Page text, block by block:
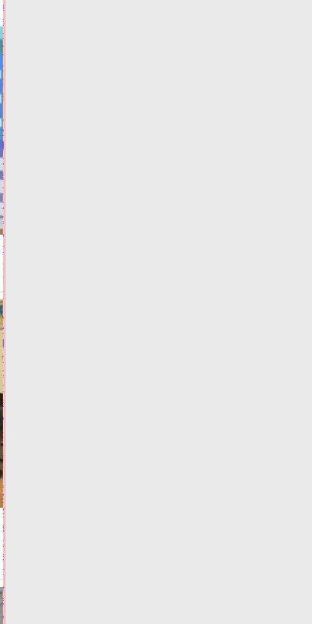
кандидата
в
депутаты
Госдумы
06.08.2026,
ФОТО
ВЫБОРЫ
Жителей
Тверской
области
экстренно
предупредили
о
резком
ухудшении
погоды
06.08.2026,
15:20
ФОТО
ПОГОДА
Житель
Твери
попался
с
поддельным
водительским
удостоверением
06.08.2026,
15:02
ФОТО
ЗАКОН И
ПОРЯДОК
Алёна
Аршинова
заявила
о
важности
доступности
медпомощи
в
условиях